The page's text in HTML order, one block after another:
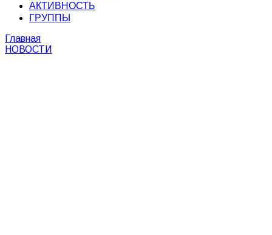
АКТИВНОСТЬ
ГРУППЫ
Главная
НОВОСТИ